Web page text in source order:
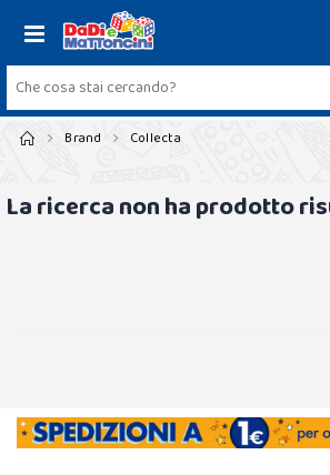
Brand Collecta
La ricerca non ha prodotto